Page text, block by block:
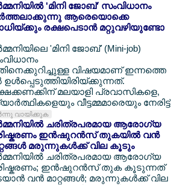
'മിനി ജോബ്' സംവിധാനം
ആരെയൊക്കെ
രക്ഷപെടാന്‍ മറ്റുവഴിയുണ്ടോ
'മിനി ജോബ്' (Mini-job)
വിഷയമാണ് ഇന്നത്തെ
മലയാളി പ്രവാസികളെ,
വീട്ടമ്മമാരെയും നേരിട്ട്
വായിക്കുക
ചരിത്രപരമായ ആരോഗ്യ
ഇന്‍ഷുറന്‍സ് തുകയില്‍ വന്‍
മരുന്നുകള്‍ക്ക് വില കൂടും
ചരിത്രപരമായ ആരോഗ്യ
ഇന്‍ഷുറന്‍സ് തുക കൂടുന്നത്
വന്‍ മാറ്റങ്ങള്‍; മരുന്നുകള്‍ക്ക് വില